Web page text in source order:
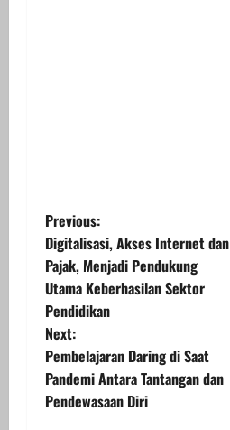
P
o
s
t
n
a
Previous:
Digitalisasi, Akses Internet dan
Pajak, Menjadi Pendukung
Utama Keberhasilan Sektor
Pendidikan
Next:
Pembelajaran Daring di Saat
Pandemi Antara Tantangan dan
Pendewasaan Diri